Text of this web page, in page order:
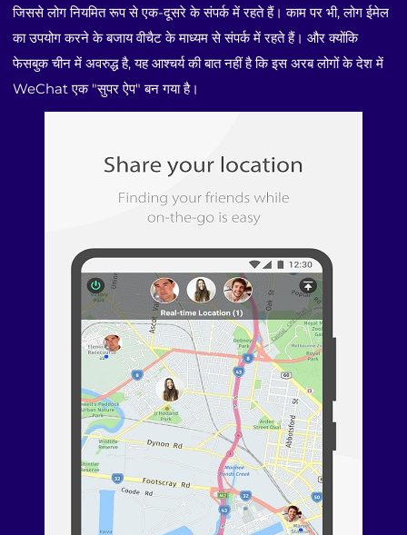
जिससे लोग नियमित रूप से एक-दूसरे के संपर्क में रहते हैं। काम पर भी, लोग ईमेल
का उपयोग करने के बजाय वीचैट के माध्यम से संपर्क में रहते हैं। और क्योंकि
फेसबुक चीन में अवरुद्ध है, यह आश्चर्य की बात नहीं है कि इस अरब लोगों के देश में
WeChat एक "सुपर ऐप" बन गया है।